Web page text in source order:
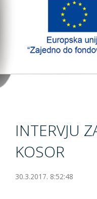
INTERVJU
KOSOR
30.3.2017. 8:52:48